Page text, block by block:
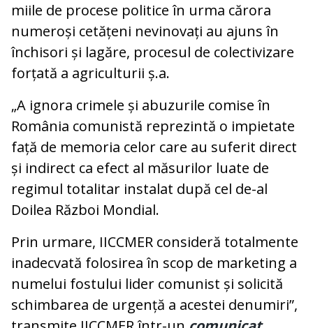
miile de procese politice în urma cărora
numeroși cetățeni nevinovați au ajuns în
închisori și lagăre, procesul de colectivizare
forțată a agriculturii ș.a.
„A ignora crimele și abuzurile comise în
România comunistă reprezintă o impietate
față de memoria celor care au suferit direct
și indirect ca efect al măsurilor luate de
regimul totalitar instalat după cel de-al
Doilea Război Mondial.
Prin urmare, IICCMER consideră totalmente
inadecvată folosirea în scop de marketing a
numelui fostului lider comunist și solicită
schimbarea de urgență a acestei denumiri”,